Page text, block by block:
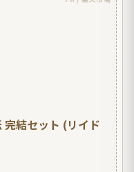
完結セット (リイド